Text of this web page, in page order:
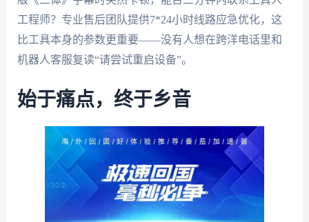
工程师？专业售后团队提供7*24小时线路应急优化，这
比工具本身的参数更重要——没有人想在跨洋电话里和
机器人客服复读“请尝试重启设备”。
始于痛点，终于乡音